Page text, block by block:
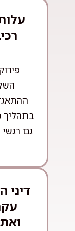
בתהליך
גם
דיני